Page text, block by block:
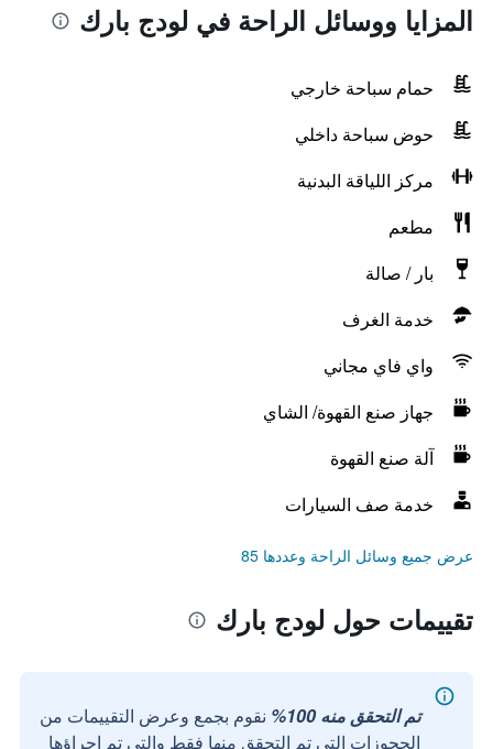
المزايا ووسائل الراحة في لودج بارك
حمام سباحة خارجي
حوض سباحة داخلي
مركز اللياقة البدنية
مطعم
بار / صالة
خدمة الغرف
واي فاي مجاني
جهاز صنع القهوة/ الشاي
آلة صنع القهوة
خدمة صف السيارات
عرض جميع وسائل الراحة وعددها 85
تقييمات حول لودج بارك
تم التحقق منه 100%
نقوم بجمع وعرض التقييمات من
الحجوزات التي تم التحقق منها فقط والتي تم إجراؤها